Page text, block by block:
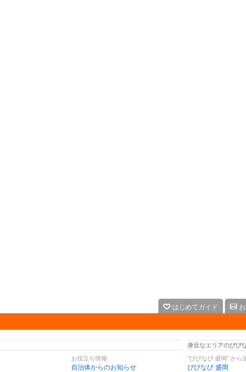
はじめてガイド
お役立ち情報
自治体からのお知らせ
身近なエリアのびび
"びびなび 盛岡" から
びびなび 盛岡